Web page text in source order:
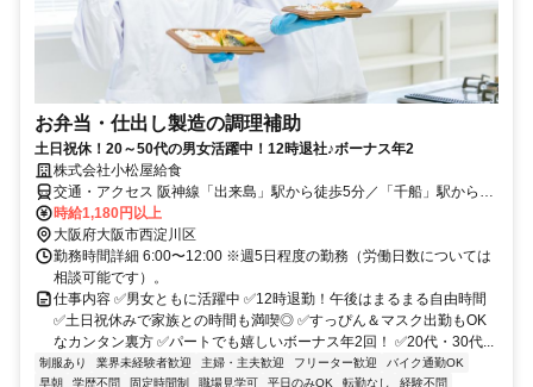
お弁当・仕出し製造の調理補助
土日祝休！20～50代の男女活躍中！12時退社♪ボーナス年2
株式会社小松屋給食
交通・アクセス 阪神線「出来島」駅から徒歩5分／「千船」駅から徒
歩7分
時給1,180円以上
大阪府大阪市西淀川区
勤務時間詳細 6:00〜12:00 ※週5日程度の勤務（労働日数については
相談可能です）。
仕事内容 ✅男女ともに活躍中 ✅12時退勤！午後はまるまる自由時間
✅土日祝休みで家族との時間も満喫◎ ✅すっぴん＆マスク出勤もOK
なカンタン裏方 ✅パートでも嬉しいボーナス年2回！ ✅20代・30代...
制服あり 業界未経験者歓迎 主婦・主夫歓迎 フリーター歓迎
バイク通勤OK
早朝
学歴不問 固定時間制 職場見学可 平日のみOK 転勤なし 経験不問